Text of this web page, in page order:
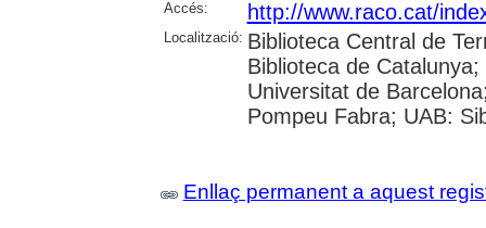
Accés: http://www.raco.cat/
Localització: Biblioteca Central de
Biblioteca de
Universitat de
Pompeu Fabra; UAB:
Enllaç permanent a aquest